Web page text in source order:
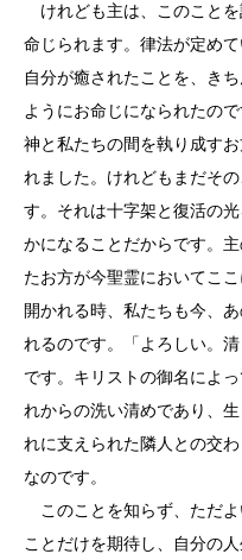
けれども主は、このこと
命じられます。律法が定め
自分が癒されたことを、き
ようにお命じになられたの
神と私たちの間を執り成す
れました。けれどもまだそ
す。それは十字架と復活の
かになることだからです。
たお方が今聖霊においてこ
開かれる時、私たちも今、
れるのです。「よろしい。
です。キリストの御名によ
れからの洗い清めであり、
れに支えられた隣人との交
なのです。
このことを知らず、ただよ
ことだけを期待し、自分の